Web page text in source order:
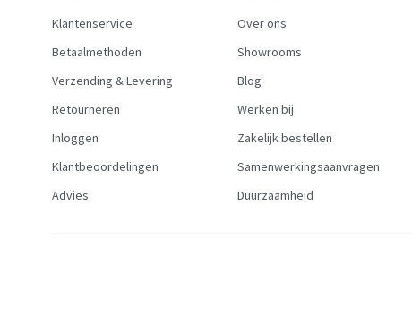
Klantenservice
Betaalmethoden
Verzending & Levering
Retourneren
Inloggen
Klantbeoordelingen
Advies
Over ons
Showrooms
Blog
Werken bij
Zakelijk bestellen
Samenwerkingsaanvragen
Duurzaamheid